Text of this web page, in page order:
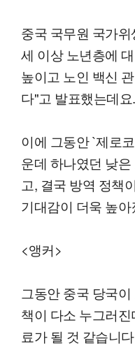
중국 국무원 국가
세 이상 노년층에
높이고 노인 백신
다"고 발표했는데요.
이에 그동안 `제로
운데 하나였던 낮
고, 결국 방역 정책
기대감이 더욱 높
<앵커>
그동안 중국 당국
책이 다소 누그러
료가 될 것 같습니